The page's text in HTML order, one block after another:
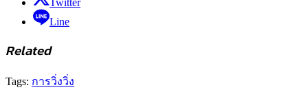
Line
Related
Tags: การวิ่งวิ่ง